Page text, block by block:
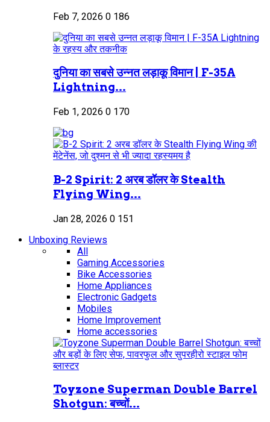
Feb 7, 2026 0 186
दुनिया का सबसे उन्नत लड़ाकू विमान | F-35A
Lightning...
Feb 1, 2026 0 170
B-2 Spirit: 2 अरब डॉलर के Stealth
Flying Wing...
Jan 28, 2026 0 151
Unboxing Reviews
All
Gaming Accessories
Bike Accessories
Home Appliances
Electronic Gadgets
Mobiles
Home Improvement
Home accessories
Toyzone Superman Double Barrel
Shotgun: बच्चों...